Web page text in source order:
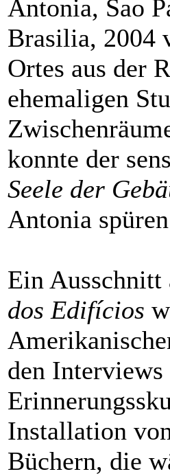
Antonia, Sao
Brasilia, 2004
Ortes aus der
ehemaligen
konnte der
Seele der
Antonia
Ein
dos Edifícios
den Interviews
Installation
Büchern, die